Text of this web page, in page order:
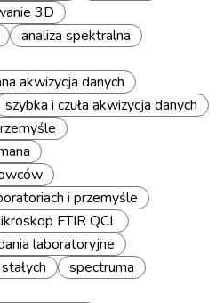
3D
analiza spektralna
akwizycja danych
szybka i czuła akwizycja danych
i przemyśle
FTIR QCL
laboratoryjne
spectruma